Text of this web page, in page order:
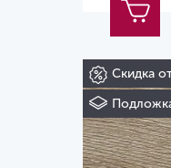
Скидка